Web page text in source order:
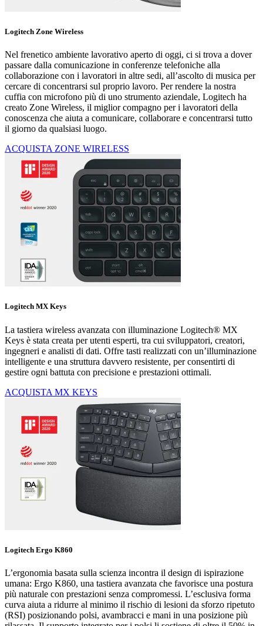
Logitech Zone Wireless
Nel frenetico ambiente lavorativo aperto di oggi, ci si trova a dover
passare dalla comunicazione in conferenze telefoniche alla
collaborazione con i lavoratori in altre sedi, all’ascolto di musica per
cercare di concentrarsi sul proprio lavoro. Per rendere la nostra
cuffia con microfono più di uno strumento aziendale, Logitech ha
creato Zone Wireless, il miglior compagno per i lavoratori della
conoscenza che aiuta a comunicare, collaborare e concentrarsi tutto
il giorno da qualsiasi luogo.
ACQUISTA ZONE WIRELESS
Logitech MX Keys
La tastiera wireless avanzata con illuminazione Logitech® MX
Keys è stata creata per utenti esperti, tra cui sviluppatori, creatori,
ingegneri e analisti di dati. Offre tasti realizzati con un’illuminazione
intelligente e una struttura davvero resistente, per consentirti di
gestire ogni battuta con precisione e prestazioni ottimali.
ACQUISTA MX KEYS
Logitech Ergo K860
L’ergonomia basata sulla scienza incontra il design di ispirazione
umana: Ergo K860, una tastiera avanzata che favorisce una postura
più naturale con prestazioni senza compromessi. L’esclusiva forma
curva aiuta a ridurre al minimo il rischio di lesioni da sforzo ripetuto
(RSI) posizionando polsi, avambracci e mani in una posizione più